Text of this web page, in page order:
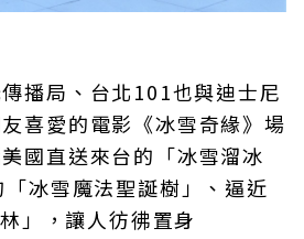
播局、台北101也與迪士尼
喜愛的電影《冰雪奇緣》場
國直送來台的「冰雪溜冰
冰雪魔法聖誕樹」、逼近
」，讓人彷彿置身